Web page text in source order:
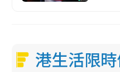
港生活限